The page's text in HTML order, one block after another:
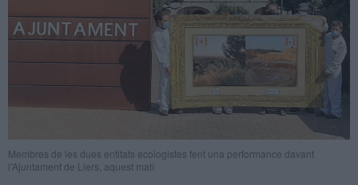
Membres de les dues entitats ecologistes fent una performance davant
l'Ajuntament de Llers, aquest matí